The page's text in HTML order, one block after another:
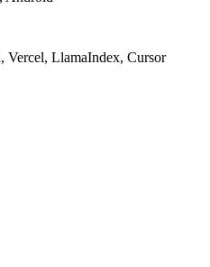
LlamaIndex, Cursor